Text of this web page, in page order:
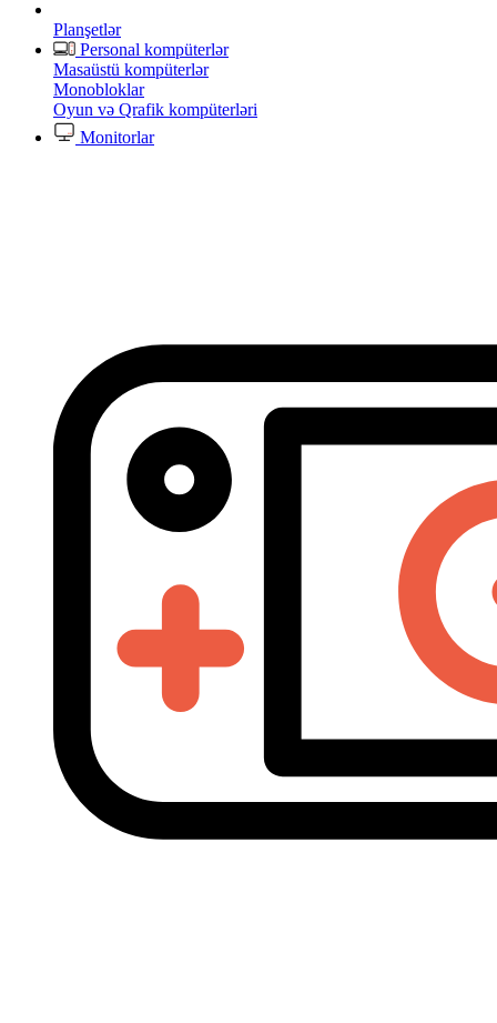
Planşetlər
Personal kompüterlər
Masaüstü kompüterlər
Monobloklar
Oyun və Qrafik kompüterləri
Monitorlar